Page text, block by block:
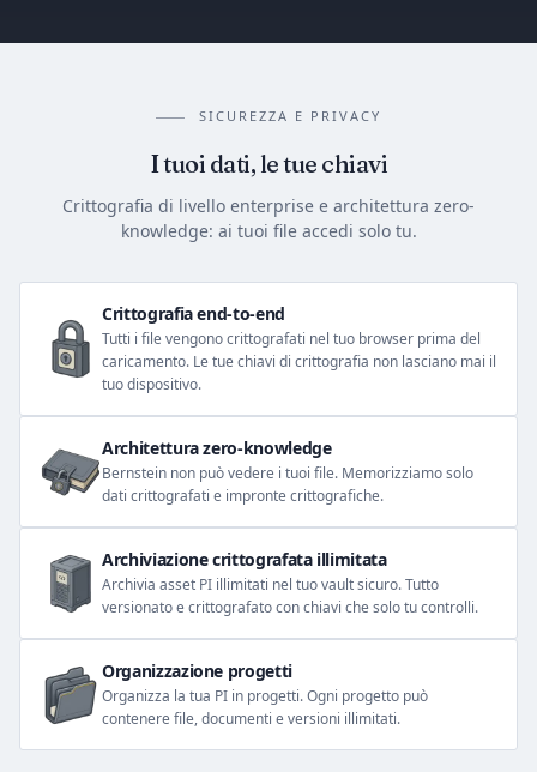
SICUREZZA E PRIVACY
I tuoi dati, le tue chiavi
Crittografia di livello enterprise e architettura zero-
knowledge: ai tuoi file accedi solo tu.
Crittografia end-to-end
Tutti i file vengono crittografati nel tuo browser prima del
caricamento. Le tue chiavi di crittografia non lasciano mai il
tuo dispositivo.
Architettura zero-knowledge
Bernstein non può vedere i tuoi file. Memorizziamo solo
dati crittografati e impronte crittografiche.
Archiviazione crittografata illimitata
Archivia asset PI illimitati nel tuo vault sicuro. Tutto
versionato e crittografato con chiavi che solo tu controlli.
Organizzazione progetti
Organizza la tua PI in progetti. Ogni progetto può
contenere file, documenti e versioni illimitati.